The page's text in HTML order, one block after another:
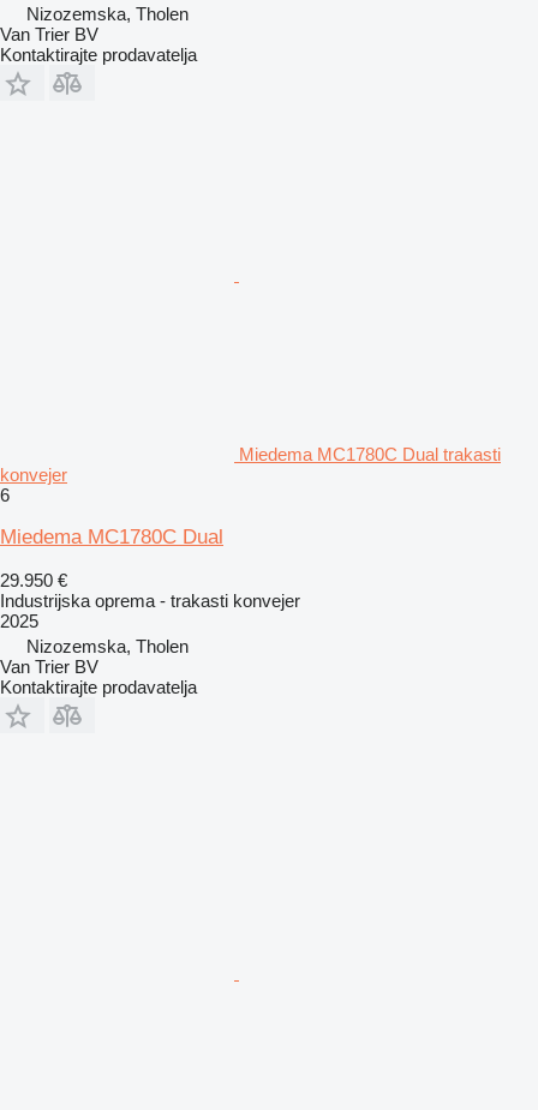
Nizozemska, Tholen
Van Trier BV
Kontaktirajte prodavatelja
Miedema MC1780C Dual trakasti
konvejer
6
Miedema MC1780C Dual
29.950 €
Industrijska oprema - trakasti konvejer
2025
Nizozemska, Tholen
Van Trier BV
Kontaktirajte prodavatelja